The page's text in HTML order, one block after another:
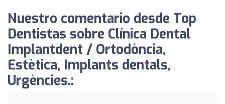
Nuestro comentario desde Top
Dentistas sobre Clínica Dental
Implantdent / Ortodòncia,
Estètica, Implants dentals,
Urgències.: